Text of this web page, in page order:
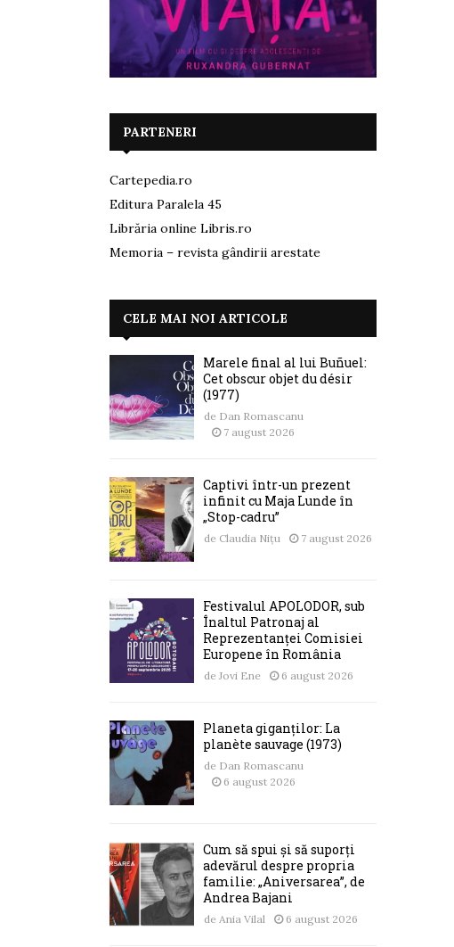
PARTENERI
Cartepedia.ro
Editura Paralela 45
Librăria online Libris.ro
Memoria – revista gândirii arestate
CELE MAI NOI ARTICOLE
Marele final al lui Buñuel:
Cet obscur objet du désir
(1977)
de Dan Romascanu
7 august 2026
Captivi într-un prezent
infinit cu Maja Lunde în
„Stop-cadru”
de Claudia Nițu 7 august 2026
Festivalul APOLODOR, sub
Înaltul Patronaj al
Reprezentanței Comisiei
Europene în România
de Jovi Ene 6 august 2026
Planeta giganților: La
planète sauvage (1973)
de Dan Romascanu
6 august 2026
Cum să spui și să suporți
adevărul despre propria
familie: „Aniversarea”, de
Andrea Bajani
de Ania Vilal 6 august 2026